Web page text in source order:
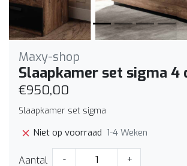
Maxy-shop
Slaapkamer set sigma 4
€950,00
Slaapkamer set sigma
Niet op voorraad 1-4 Weken
Aantal - +